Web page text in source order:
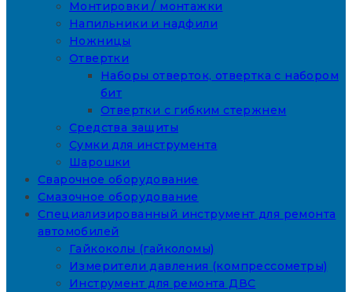
Монтировки / монтажки
Напильники и надфили
Ножницы
Отвертки
Наборы отверток, отвертка с набором
бит
Отвертки с гибким стержнем
Средства защиты
Сумки для инструмента
Шарошки
Сварочное оборудование
Смазочное оборудование
Специализированный инструмент для ремонта
автомобилей
Гайкоколы (гайколомы)
Измерители давления (компрессометры)
Инструмент для ремонта ДВС